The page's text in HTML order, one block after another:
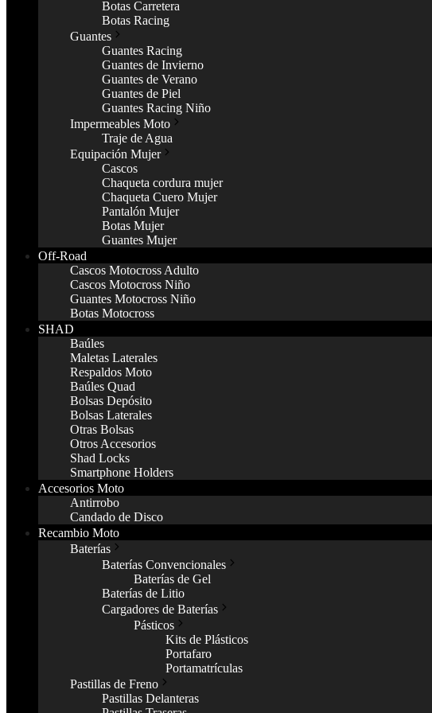
Botas Carretera
Botas Racing
Guantes
Guantes Racing
Guantes de Invierno
Guantes de Verano
Guantes de Piel
Guantes Racing Niño
Impermeables Moto
Traje de Agua
Equipación Mujer
Cascos
Chaqueta cordura mujer
Chaqueta Cuero Mujer
Pantalón Mujer
Botas Mujer
Guantes Mujer
Off-Road
Cascos Motocross Adulto
Cascos Motocross Niño
Guantes Motocross Niño
Botas Motocross
SHAD
Baúles
Maletas Laterales
Respaldos Moto
Baúles Quad
Bolsas Depósito
Bolsas Laterales
Otras Bolsas
Otros Accesorios
Shad Locks
Smartphone Holders
Accesorios Moto
Antirrobo
Candado de Disco
Recambio Moto
Baterías
Baterías Convencionales
Baterías de Gel
Baterías de Litio
Cargadores de Baterías
Pásticos
Kits de Plásticos
Portafaro
Portamatrículas
Pastillas de Freno
Pastillas Delanteras